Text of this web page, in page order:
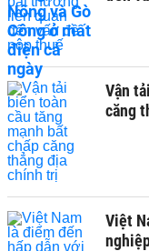
Vận
căng
Việt